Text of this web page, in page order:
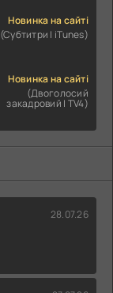
Новинка на сайті
(Субтитри | iTunes)
Новинка на сайті
(Двоголосий
закадровий | TV4)
28.07.26